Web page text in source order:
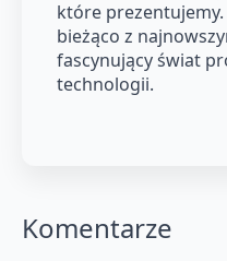
które
bieżąco z
fascynujący świat
technologii.
Komentarze